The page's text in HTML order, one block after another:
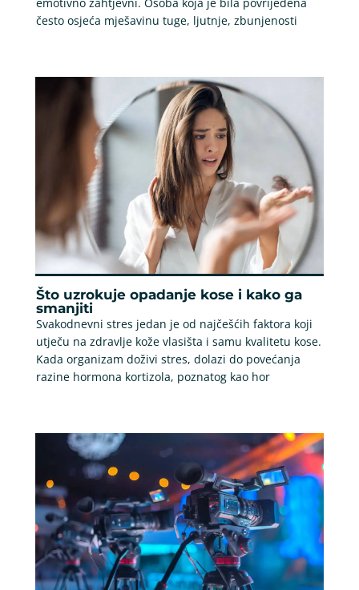
često osjeća mješavinu tuge, ljutnje, zbunjenosti
Što uzrokuje opadanje kose i kako ga
smanjiti
Svakodnevni stres jedan je od najčešćih faktora koji
utječu na zdravlje kože vlasišta i samu kvalitetu kose.
Kada organizam doživi stres, dolazi do povećanja
razine hormona kortizola, poznatog kao hor